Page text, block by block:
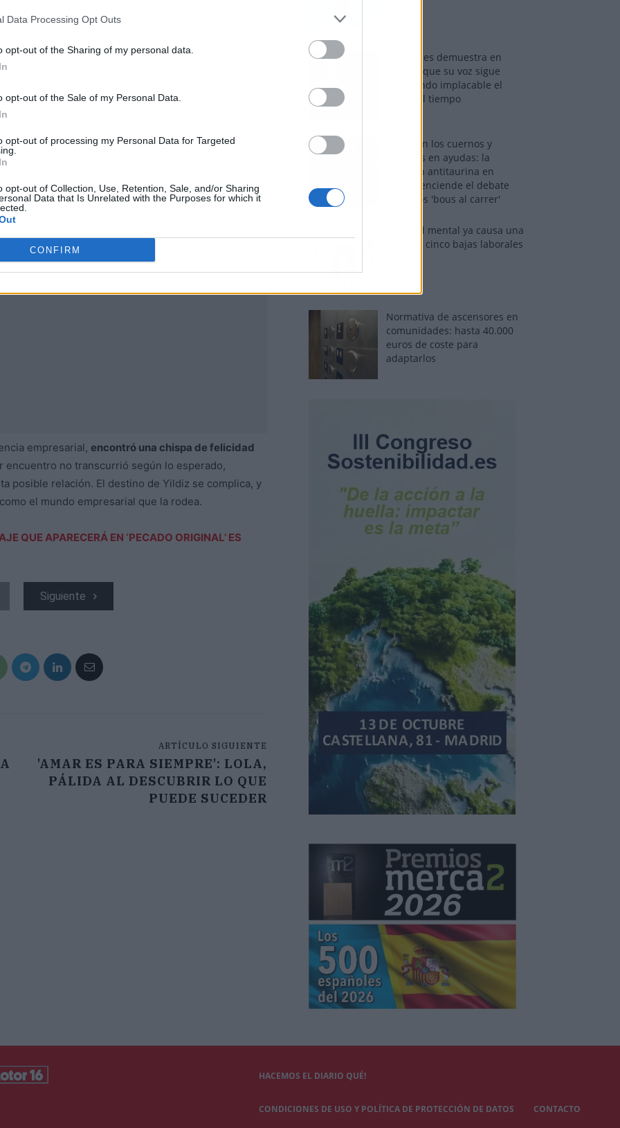
Data Processing Opt Outs
opt-out of the Sharing of my personal data.
opt-out of the Sale of my Personal Data.
opt-out of processing my Personal Data for Targeted
opt-out of Collection, Use, Retention, Sale, and/or Sharing
Data that Is Unrelated with the Purposes for which it
CONFIRM
Publicidad
empresarial, encontró una chispa de felicidad
encuentro no transcurrió según lo esperado,
posible relación. El destino de Yildiz se complica, y
el mundo empresarial que la rodea.
QUE APARECERÁ EN ‘PECADO ORIGINAL’ ES
Siguiente
ARTÍCULO SIGUIENTE
'AMAR ES PARA SIEMPRE': LOLA,
PÁLIDA AL DESCUBRIR LO QUE
PUEDE SUCEDER
Tom Jones demuestra en
Madrid que su voz sigue
desafiando implacable el
paso del tiempo
Fuego en los cuernos y
millones en ayudas: la
rebelión antitaurina en
Alfafar enciende el debate
sobre los 'bous al carrer'
La salud mental ya causa una
de cada cinco bajas laborales
Normativa de ascensores en
comunidades: hasta 40.000
euros de coste para
adaptarlos
HACEMOS EL DIARIO QUÉ!
CONDICIONES DE USO Y POLÍTICA DE PROTECCIÓN DE DATOS CONTACTO